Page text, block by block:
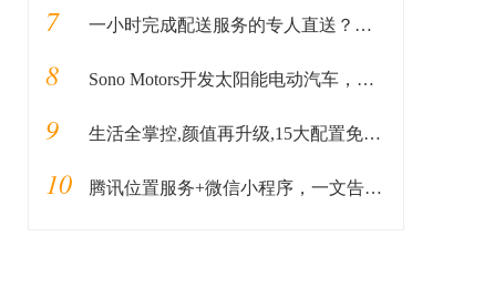
7 一小时完成配送服务的专人直送？论专注于跑腿配送的闪送平台
8 Sono Motors开发太阳能电动汽车，每天可提供34KM续航
9 生活全掌控,颜值再升级,15大配置免费送全新Jeep+指南者加料上市
10 腾讯位置服务+微信小程序，一文告诉你程序员为什么不会坐过站